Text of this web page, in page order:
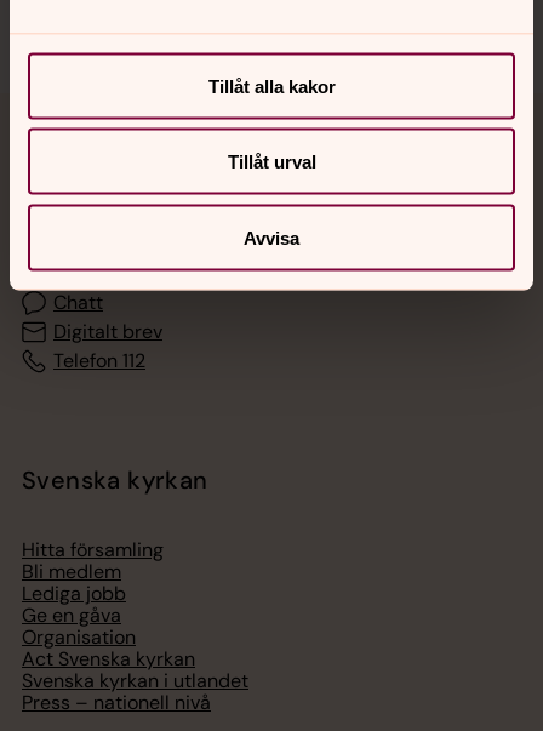
Tillåt alla kakor
Tillåt urval
Avvisa
Jourhavande präst
Akut samtals- och krisstöd. Prata eller chatta anonymt
med en präst på kvällar och nätter.
Chatt
Digitalt brev
Telefon 112
Svenska kyrkan
Hitta församling
Bli medlem
Lediga jobb
Ge en gåva
Organisation
Act Svenska kyrkan
Svenska kyrkan i utlandet
Press – nationell nivå